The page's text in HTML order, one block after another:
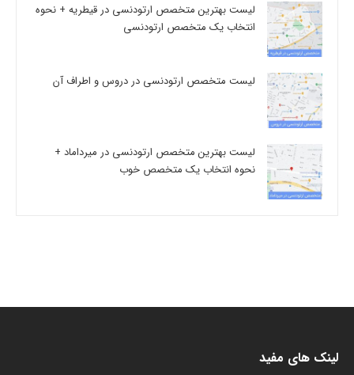
لیست بهترین متخصص ارتودنسی در قیطریه + نحوه
انتخاب یک متخصص ارتودنسی
لیست متخصص ارتودنسی در دروس و اطراف آن
لیست بهترین متخصص ارتودنسی در میرداماد +
نحوه انتخاب یک متخصص خوب
لینک های مفید